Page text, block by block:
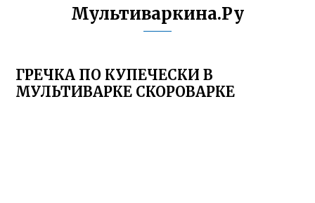
Мультиваркина.Ру
ГРЕЧКА ПО КУПЕЧЕСКИ В
МУЛЬТИВАРКЕ СКОРОВАРКЕ